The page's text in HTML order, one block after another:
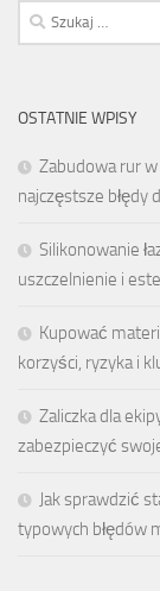
Szukaj:
OSTATNIE WPISY
Zabudowa rur
najczęstsze błędy
Silikonowanie
uszczelnienie i
Kupować
korzyści, ryzyka i
Zaliczka dla
zabezpieczyć
Jak sprawdzić
typowych błędów